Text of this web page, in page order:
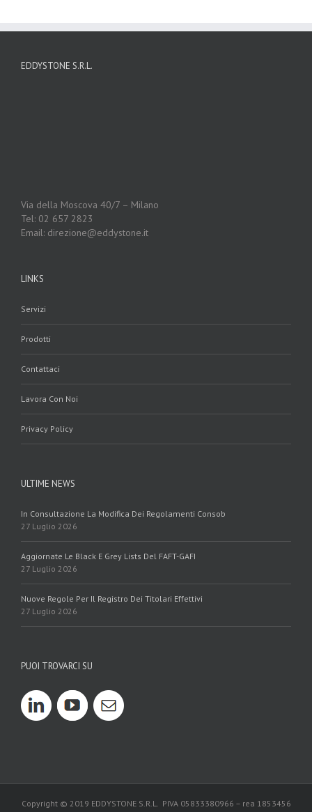
EDDYSTONE S.R.L.
Via della Moscova 40/7 – Milano
Tel: 02 657 2823
Email: direzione@eddystone.it
LINKS
Servizi
Prodotti
Contattaci
Lavora Con Noi
Privacy Policy
ULTIME NEWS
In Consultazione La Modifica Dei Regolamenti Consob
27 Luglio 2026
Aggiornate Le Black E Grey Lists Del FAFT-GAFI
27 Luglio 2026
Nuove Regole Per Il Registro Dei Titolari Effettivi
27 Luglio 2026
PUOI TROVARCI SU
Copyright © 2019 EDDYSTONE S.R.L. PIVA 05833380966 – rea 1853456